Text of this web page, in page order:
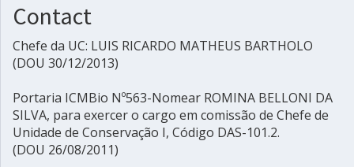
Contact
Chefe da UC: LUIS RICARDO MATHEUS BARTHOLO
(DOU 30/12/2013)
Portaria ICMBio Nº563-Nomear ROMINA BELLONI DA
SILVA, para exercer o cargo em comissão de Chefe de
Unidade de Conservação I, Código DAS-101.2.
(DOU 26/08/2011)